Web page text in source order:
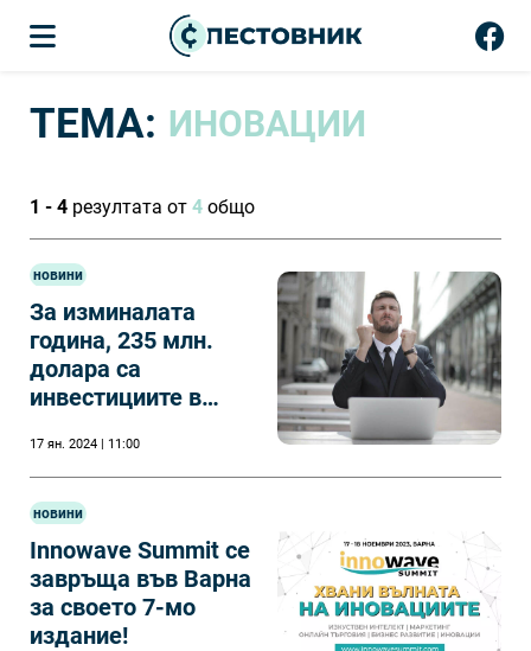
ТЕМА: ИНОВАЦИИ
1 - 4 резултата от 4 общо
новини
За изминалата
година, 235 млн.
долара са
инвестициите в
17 ян. 2024 | 11:00
новини
Innowave Summit се
завръща във Варна
за своето 7-мо
издание!